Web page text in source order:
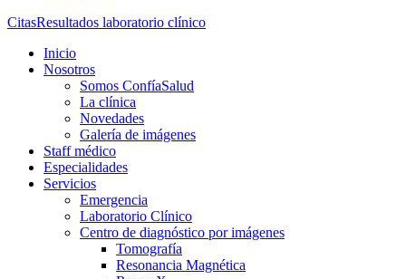
CitasResultados laboratorio clínico
Inicio
Nosotros
Somos ConfíaSalud
La clínica
Novedades
Galería de imágenes
Staff médico
Especialidades
Servicios
Emergencia
Laboratorio Clínico
Centro de diagnóstico por imágenes
Tomografía
Resonancia Magnética